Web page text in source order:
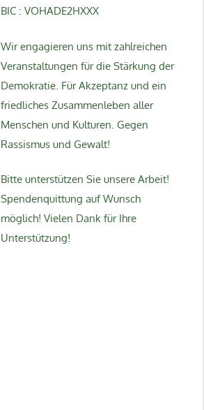
BIC : VOHADE2HXXX
Wir engagieren uns mit zahlreichen
Veranstaltungen für die Stärkung der
Demokratie. Für Akzeptanz und ein
friedliches Zusammenleben aller
Menschen und Kulturen. Gegen
Rassismus und Gewalt!
Bitte unterstützen Sie unsere Arbeit!
Spendenquittung auf Wunsch
möglich! Vielen Dank für Ihre
Unterstützung!